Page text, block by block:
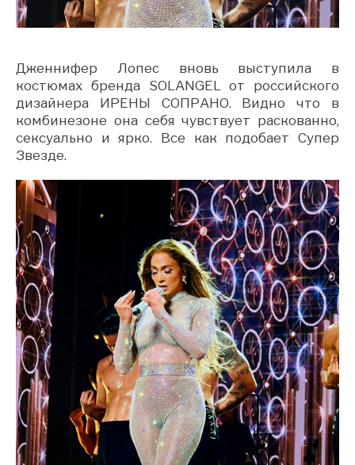
Дженнифер Лопес вновь выступила в
костюмах бренда SOLANGEL от российского
дизайнера ИРЕНЫ СОПРАНО. Видно что в
комбинезоне она себя чувствует раскованно,
сексуально и ярко. Все как подобает Супер
Звезде.